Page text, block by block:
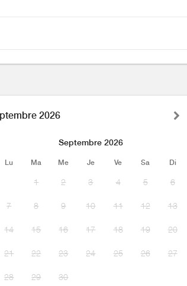
2026
Septembre 2026
Lu Ma Me Je Ve Sa Di
1 2 3 4 5 6
7 8 9 10 11 12 13
14 15 16 17 18 19 20
21 22 23 24 25 26 27
28 29 30